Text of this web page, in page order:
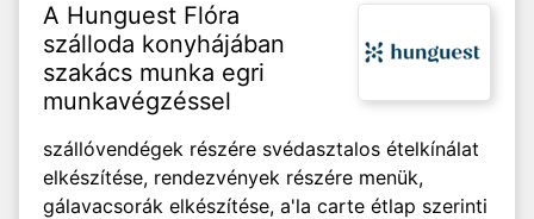
A Hunguest Flóra
szálloda konyhájában
szakács munka egri
munkavégzéssel
szállóvendégek részére svédasztalos ételkínálat
elkészítése, rendezvények részére menük,
gálavacsorák elkészítése, a'la carte étlap szerinti